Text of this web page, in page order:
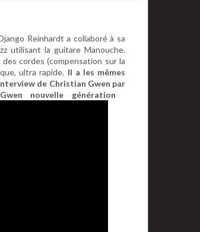
Reinhardt a collaboré à sa
utilisant la guitare Manouche.
cordes (compensation sur la
ultra rapide. Il a les mêmes
de Christian Gwen par
nouvelle génération